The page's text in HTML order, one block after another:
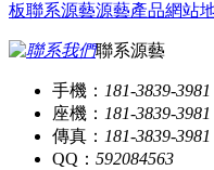
板聯系源藝源藝產品網站
聯系源藝
手機： 181-3839-3981
座機： 181-3839-3981
傳真： 181-3839-3981
QQ： 592084563